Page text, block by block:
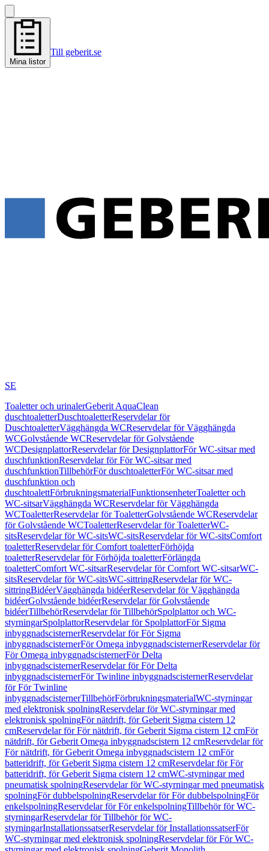
Mina listor
Till geberit.se
SE
Toaletter och urinalerGeberit AquaClean
duschtoaletterDuschtoaletterReservdelar för
DuschtoaletterVägghängda WCReservdelar för Vägghängda
WCGolvstående WCReservdelar för Golvstående
WCDesignplattorReservdelar för DesignplattorFör WC-sitsar med
duschfunktionReservdelar för För WC-sitsar med
duschfunktionTillbehörFör duschtoaletterFör WC-sitsar med
duschfunktion och
duschtoalettFörbrukningsmaterialFunktionsenheterToaletter och
WC-sitsarVägghängda WCReservdelar för Vägghängda
WCToaletterReservdelar för ToaletterGolvstående WCReservdelar
för Golvstående WCToaletterReservdelar för ToaletterWC-
sitsReservdelar för WC-sitsWC-sitsReservdelar för WC-sitsComfort
toaletterReservdelar för Comfort toaletterFörhöjda
toaletterReservdelar för Förhöjda toaletterFörlängda
toaletterComfort WC-sitsarReservdelar för Comfort WC-sitsarWC-
sitsReservdelar för WC-sitsWC-sittringReservdelar för WC-
sittringBidéerVägghängda bidéerReservdelar för Vägghängda
bidéerGolvstående bidéerReservdelar för Golvstående
bidéerTillbehörReservdelar för TillbehörSpolplattor och WC-
styrningarSpolplattorReservdelar för SpolplattorFör Sigma
inbyggnadscisternerReservdelar för För Sigma
inbyggnadscisternerFör Omega inbyggnadscisternerReservdelar för
För Omega inbyggnadscisternerFör Delta
inbyggnadscisternerReservdelar för För Delta
inbyggnadscisternerFör Twinline inbyggnadscisternerReservdelar
för För Twinline
inbyggnadscisternerTillbehörFörbrukningsmaterialWC-styrningar
med elektronisk spolningReservdelar för WC-styrningar med
elektronisk spolningFör nätdrift, för Geberit Sigma cistern 12
cmReservdelar för För nätdrift, för Geberit Sigma cistern 12 cmFör
nätdrift, för Geberit Omega inbyggnadscistern 12 cmReservdelar för
För nätdrift, för Geberit Omega inbyggnadscistern 12 cmFör
batteridrift, för Geberit Sigma cistern 12 cmReservdelar för För
batteridrift, för Geberit Sigma cistern 12 cmWC-styrningar med
pneumatisk spolningReservdelar för WC-styrningar med pneumatisk
spolningFör dubbelspolningReservdelar för För dubbelspolningFör
enkelspolningReservdelar för För enkelspolningTillbehör för WC-
styrningarReservdelar för Tillbehör för WC-
styrningarInstallationssatserReservdelar för InstallationssatserFör
WC-styrningar med elektronisk spolningReservdelar för För WC-